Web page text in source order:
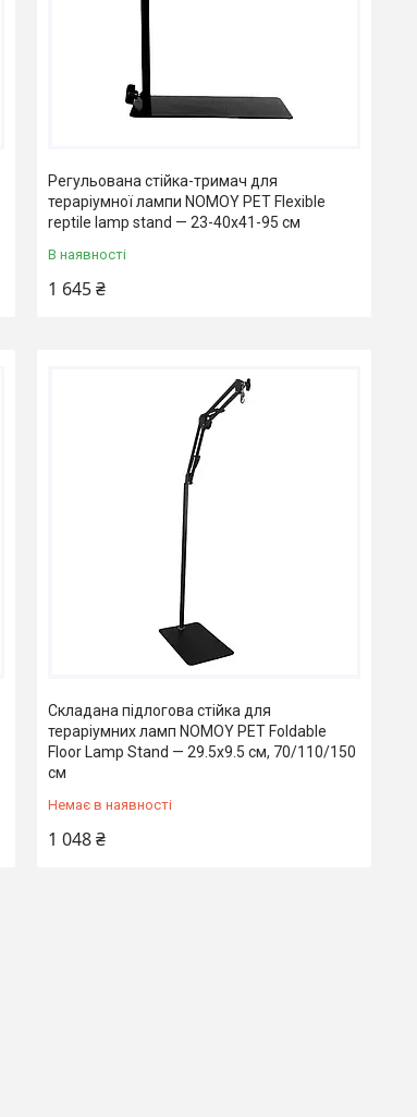
Регульована стійка-тримач для
тераріумної лампи NOMOY PET Flexible
reptile lamp stand — 23-40x41-95 см
В наявності
1 645 ₴
Складана підлогова стійка для
тераріумних ламп NOMOY PET Foldable
Floor Lamp Stand — 29.5x9.5 см, 70/110/150
см
Немає в наявності
1 048 ₴